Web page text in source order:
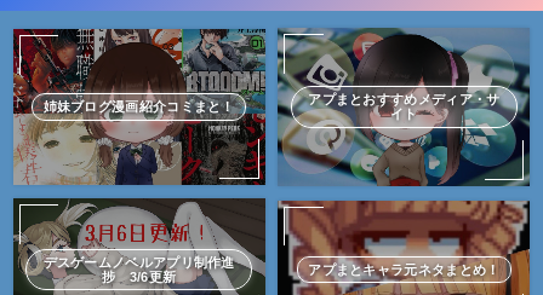
姉妹ブログ漫画紹介コミまと！
アプまとおすすめメディア・サ
イト
デスゲームノベルアプリ制作進
捗 3/6更新
アプまとキャラ元ネタまとめ！